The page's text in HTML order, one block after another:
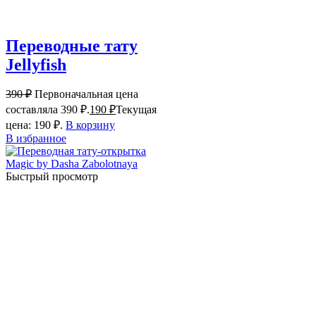
Переводные тату
Jellyfish
390₽ Первоначальная цена
составляла 390 ₽.190 ₽Текущая
цена: 190 ₽. В корзину
В избранное
Быстрый просмотр